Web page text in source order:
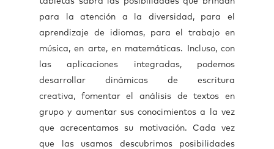
para la atención a la diversidad, para el
aprendizaje de idiomas, para el trabajo en
música, en arte, en matemáticas. Incluso, con
las aplicaciones integradas, podemos
desarrollar dinámicas de escritura
creativa, fomentar el análisis de textos en
grupo y aumentar sus conocimientos a la vez
que acrecentamos su motivación. Cada vez
que las usamos descubrimos posibilidades